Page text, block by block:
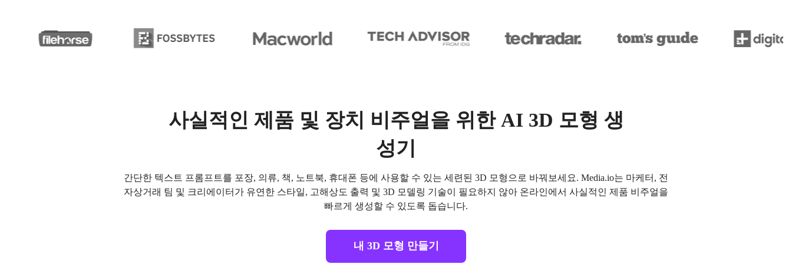
사실적인 제품 및 장치 비주얼을 위한 AI 3D 모형 생
성기
간단한 텍스트 프롬프트를 포장, 의류, 책, 노트북, 휴대폰 등에 사용할 수 있는 세련된 3D 모형으로 바꿔보세요. Media.io는 마케터, 전
자상거래 팀 및 크리에이터가 유연한 스타일, 고해상도 출력 및 3D 모델링 기술이 필요하지 않아 온라인에서 사실적인 제품 비주얼을
빠르게 생성할 수 있도록 돕습니다.
내 3D 모형 만들기